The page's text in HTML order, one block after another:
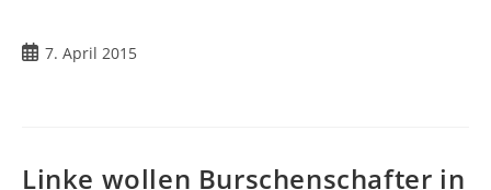
7. April 2015
Linke wollen Burschenschafter in